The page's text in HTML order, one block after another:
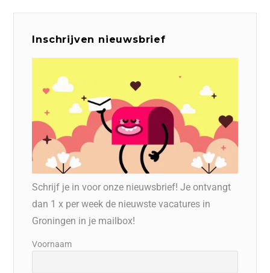
Inschrijven nieuwsbrief
Schrijf je in voor onze nieuwsbrief! Je ontvangt
dan 1 x per week de nieuwste vacatures in
Groningen in je mailbox!
Voornaam